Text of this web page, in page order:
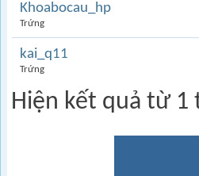
Khoabocau_hp
Trứng
kai_q11
Trứng
Hiện kết quả từ 1